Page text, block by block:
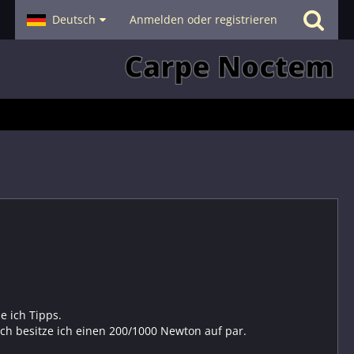
Hilfe
Deutsch Anmelden oder registrieren
ich Tipps.
besitze ich einen 200/1000 Newton auf par.